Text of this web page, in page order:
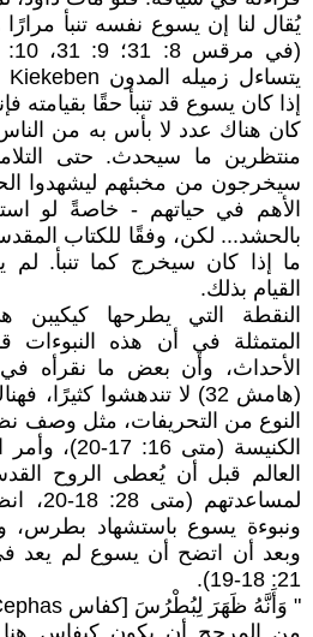
يُقال لنا إن يسوع نفسه تنبأ مرارًا
إذا كان يسوع قد تنبأ حقًا بقيامته
كان هناك عدد لا بأس به من
منتظرين ما سيحدث. حتى
سيخرجون من مخبئهم ليشهدوا
الأهم في حياتهم - خاصةً لو
بالحشد... لكن، وفقًا للكتاب
ما إذا كان سيخرج كما تنبأ.
القيام بذلك.
النقطة التي يطرحها كيكيبن
المتمثلة في أن هذه
الأحداث، وأن بعض ما نقرأه
(هامش 32) لا تندهشوا
النوع من التحريفات، مثل وصف
الكنيسة (متى
العالم قبل أن يُعطى الروح
ونبوءة يسوع باستشهاد بطرس،
وبعد أن اتضح أن يسوع لم يعد في
21: 18-19).
" وَأَنَّهُ ظَهَرَ لِبُطْرُسَ [كفاس Cephas]، ثُمَّ لِلاثْنَيْ عَشَرَ..."